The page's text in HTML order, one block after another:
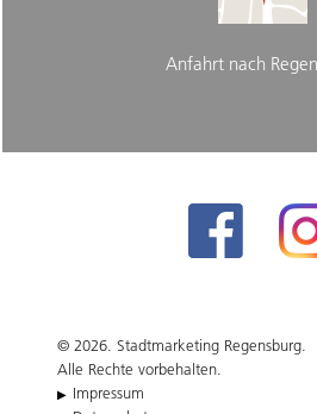
Anfahrt nach
© 2026. Stadtmarketing Regensburg.
Alle Rechte vorbehalten.
Impressum